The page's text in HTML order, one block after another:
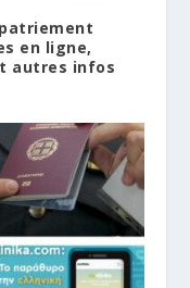
en ligne,
autres infos